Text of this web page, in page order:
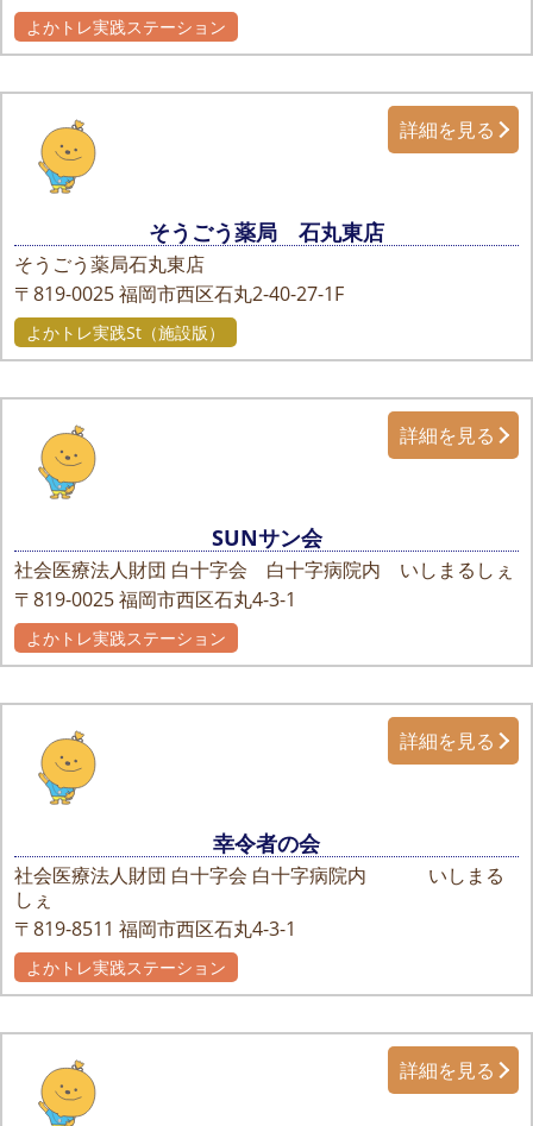
よかトレ実践ステーション
そうごう薬局 石丸東店
そうごう薬局石丸東店
〒819-0025福岡市西区石丸2-40-27-1F
詳細を見る
よかトレ実践St（施設版）
SUNサン会
社会医療法人財団 白十字会 白十字病院内 いしまるしぇ
〒819-0025福岡市西区石丸4-3-1
詳細を見る
よかトレ実践ステーション
幸令者の会
社会医療法人財団 白十字会 白十字病院内 いしまる
しぇ
〒819-8511 福岡市西区石丸4-3-1
詳細を見る
よかトレ実践ステーション
詳細を見る